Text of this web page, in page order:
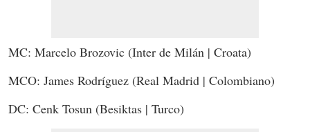
MC: Marcelo Brozovic (Inter de Milán | Croata)
MCO: James Rodríguez (Real Madrid | Colombiano)
DC: Cenk Tosun (Besiktas | Turco)